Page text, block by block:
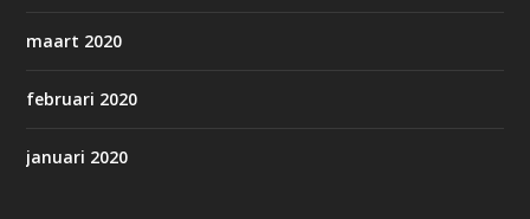
maart 2020
februari 2020
januari 2020